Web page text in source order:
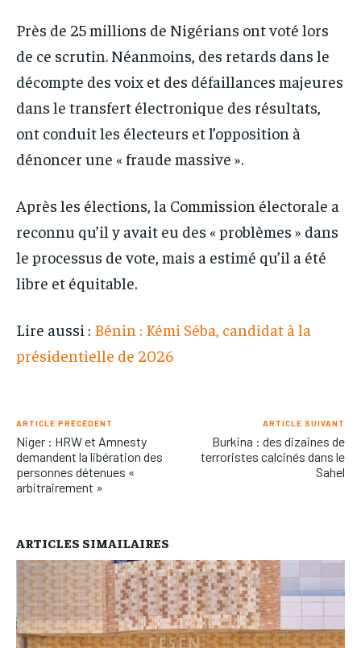
Près de 25 millions de Nigérians ont voté lors
de ce scrutin. Néanmoins, des retards dans le
décompte des voix et des défaillances majeures
dans le transfert électronique des résultats,
ont conduit les électeurs et l’opposition à
dénoncer une « fraude massive ».
Après les élections, la Commission électorale a
reconnu qu’il y avait eu des « problèmes » dans
le processus de vote, mais a estimé qu’il a été
libre et équitable.
Lire aussi : Bénin : Kémi Séba, candidat à la
présidentielle de 2026
ARTICLE PRÉCÉDENT
Niger : HRW et Amnesty
demandent la libération des
personnes détenues «
arbitrairement »
ARTICLE SUIVANT
Burkina : des dizaines de
terroristes calcinés dans le
Sahel
ARTICLES SIMAILAIRES